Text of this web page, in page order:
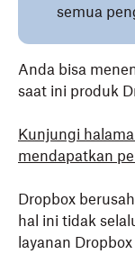
semua
Anda bisa
saat ini produk
Kunjungi
mendapatkan
Dropbox
hal ini tidak
layanan